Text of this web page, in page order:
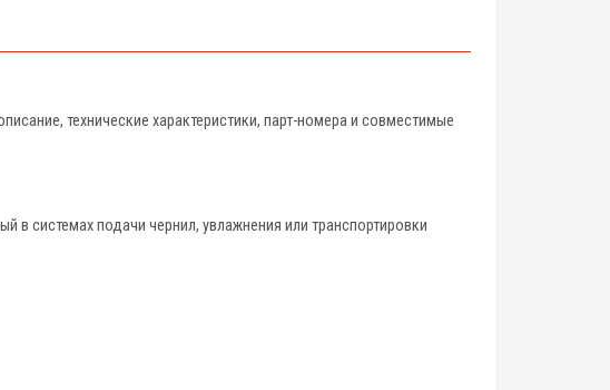
технические характеристики, парт-номера и совместимые
в системах подачи чернил, увлажнения или транспортировки